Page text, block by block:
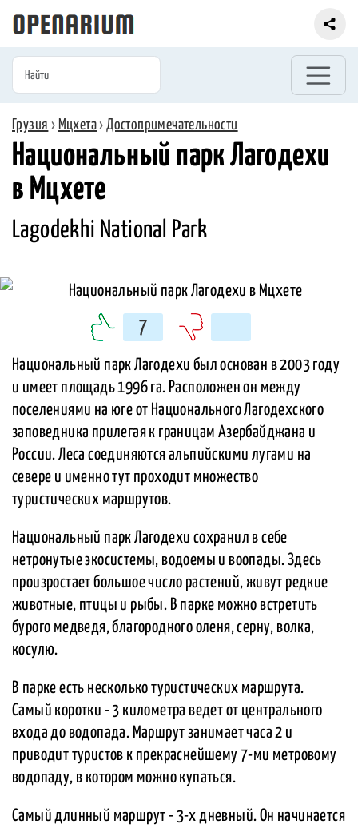
Грузия › Мцхета›Достопримечательности
Национальный парк Лагодехи
в Мцхете
Lagodekhi National Park
7
Национальный парк Лагодехи был основан в 2003 году
и имеет площадь 1996 га. Расположен он между
поселениями на юге от Национального Лагодехского
заповедника прилегая к границам Азербайджана и
России. Леса соединяются альпийскими лугами на
севере и именно тут проходит множество
туристических маршрутов.
Национальный парк Лагодехи сохранил в себе
нетронутые экосистемы, водоемы и воопады. Здесь
произростает большое число растений, живут редкие
животные, птицы и рыбы. В парке можно встретить
бурого медведя, благородного оленя, серну, волка,
косулю.
В парке есть несколько туристических маршрута.
Самый коротки - 3 километра ведет от центрального
входа до водопада. Маршрут занимает часа 2 и
приводит туристов к прекраснейшему 7-ми метровому
водопаду, в котором можно купаться.
Самый длинный маршрут - 3-х дневный. Он начинается